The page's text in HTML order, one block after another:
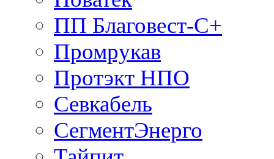
ПП Благовест-С+
Промрукав
Протэкт НПО
Севкабель
СегментЭнерго